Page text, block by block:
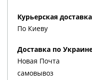
Курьерская доставка
По Киеву
Доставка по
Новая Почта
cамовывоз